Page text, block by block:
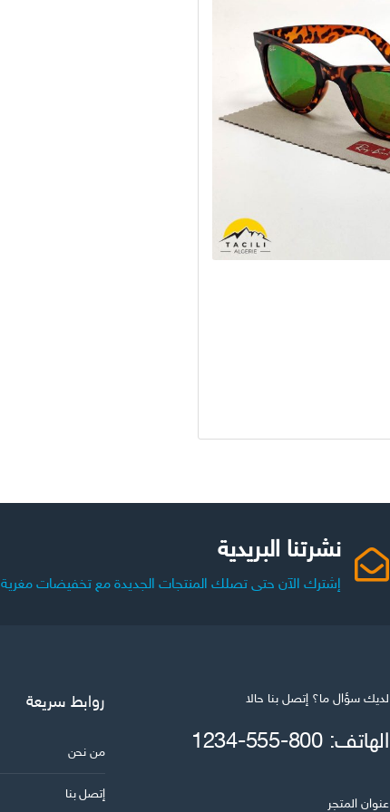
نشرتنا البريدية
إشترك الآن حتى تصلك المنتجات الجديدة مع تخفيضات مغرية
لديك سؤال ما؟ إتصل بنا حالا
الهاتف: 800-555-1234
عنوان المتجر
روابط سريعة
من نحن
إتصل بنا